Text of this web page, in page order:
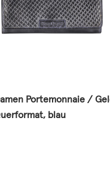
Portemonnaie /
blau